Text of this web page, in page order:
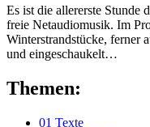
Es ist die allererste Stunde
freie Netaudiomusik. Im
Winterstrandstücke, ferner
und eingeschaukelt…
Themen:
01 Texte